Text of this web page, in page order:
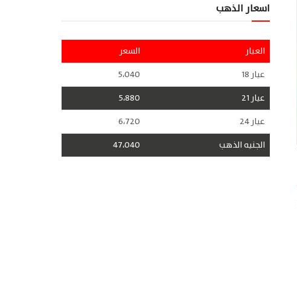
اسعار الذهب
العيار
السعر
عيار 18
5،040
عيار 21
5،880
عيار 24
6،720
الجنيه الذهب
47،040